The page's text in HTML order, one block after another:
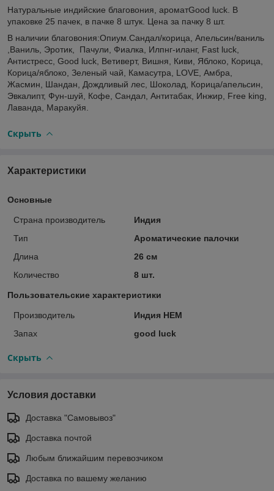
Натуральные индийские благовония, ароматGood luck. В
упаковке 25 пачек, в пачке 8 штук. Цена за пачку 8 шт.
В наличии благовония:Опиум.Сандал/корица, Апельсин/ваниль
,Ваниль, Эротик, Пачули, Фиалка, Илпнг-иланг, Fast luck,
Антистресс, Good luck, Ветиверт, Вишня, Киви, Яблоко, Корица,
Корица/яблоко, Зеленый чай, Камасутра, LOVE, Амбра,
Жасмин, Шандан, Дождливый лес, Шоколад, Корица/апельсин,
Эвкалипт, Фун-шуй, Кофе, Сандал, Антитабак, Инжир, Free king,
Лаванда, Маракуйя.
Скрыть
Характеристики
Основные
Страна производитель
Индия
Тип
Ароматические палочки
Длина
26 см
Количество
8 шт.
Пользовательские характеристики
Производитель
Индия HEM
Запах
good luck
Скрыть
Условия доставки
Доставка "Самовывоз"
Доставка почтой
Любым ближайшим перевозчиком
Доставка по вашему желанию